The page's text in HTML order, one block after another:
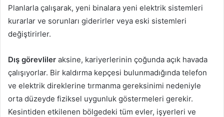
Planlarla çalışarak, yeni binalara yeni elektrik sistemleri
kurarlar ve sorunları giderirler veya eski sistemleri
değiştirirler.
Dış görevliler aksine, kariyerlerinin çoğunda açık havada
çalışıyorlar. Bir kaldırma kepçesi bulunmadığında telefon
ve elektrik direklerine tırmanma gereksinimi nedeniyle
orta düzeyde fiziksel uygunluk göstermeleri gerekir.
Kesintiden etkilenen bölgedeki tüm evler, işyerleri ve